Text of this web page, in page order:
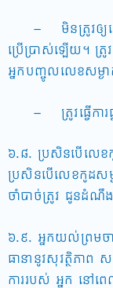
– មិនត្រូវឲ្យគេ
ប្រើបា្រស់ឡើយ។ ត្រូ
អ្នកបញ្ចូលលេខសម្ង
– ត្រូវធ្វើការផ្
៦.៨. ប្រសិនបើលេខ
ប្រសិនបើលេខកូដសម្
ចាំបាច់ត្រូវ ជូនដំ
៦.៩. អ្នកយល់ព្រមចា
ធានានូវសុវត្ថិភាព
ការរបស់ អ្នក នៅព